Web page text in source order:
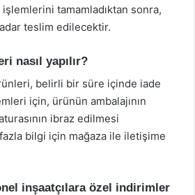
tamamladıktan sonra,
teslim edilecektir.
nasıl yapılır?
belirli bir süre içinde iade
için, ürünün ambalajının
ibraz edilmesi
bilgi için mağaza ile iletişime
inşaatçılara özel indirimler